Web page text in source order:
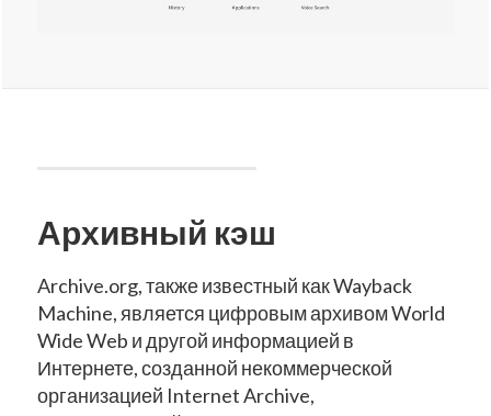
Архивный кэш
Archive.org, также известный как Wayback
Machine, является цифровым архивом World
Wide Web и другой информацией в
Интернете, созданной некоммерческой
организацией Internet Archive,